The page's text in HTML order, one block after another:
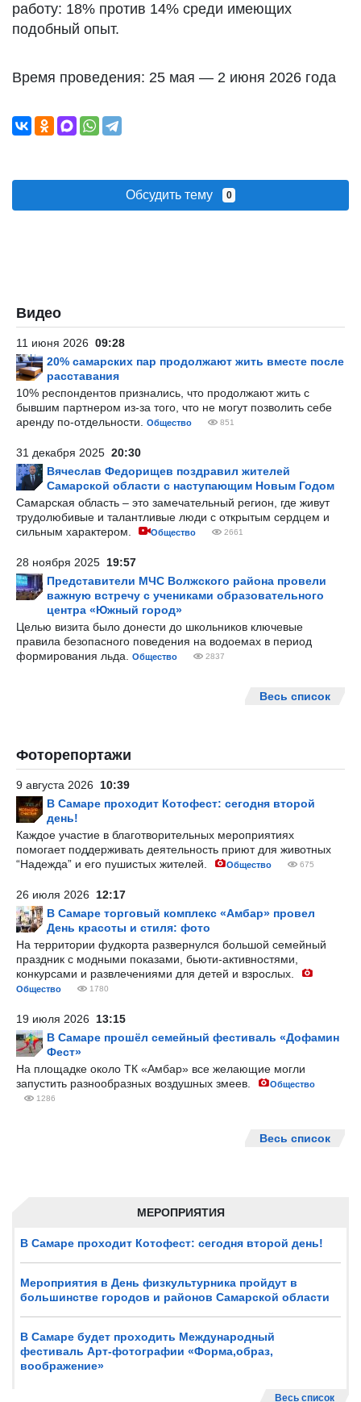
МЕРОПРИЯТИЯ
В Самаре проходит Котофест: сегодня второй день!
Мероприятия в День физкультурника пройдут в
большинстве городов и районов Самарской области
В Самаре будет проходить Международный
фестиваль Арт-фотографии «Форма,образ,
воображение»
Весь список
работу: 18% против 14% среди имеющих
подобный опыт.
Время проведения: 25 мая — 2 июня 2026 года
Обсудить тему 0
Видео
11 июня 2026 09:28
20% самарских пар продолжают жить вместе после
расставания
10% респондентов признались, что продолжают жить с
бывшим партнером из-за того, что не могут позволить себе
аренду по-отдельности.
Общество 851
31 декабря 2025 20:30
Вячеслав Федорищев поздравил жителей
Самарской области с наступающим Новым Годом
Самарская область – это замечательный регион, где живут
трудолюбивые и талантливые люди с открытым сердцем и
сильным характером.
Общество 2661
28 ноября 2025 19:57
Представители МЧС Волжского района провели
важную встречу с учениками образовательного
центра «Южный город»
Целью визита было донести до школьников ключевые
правила безопасного поведения на водоемах в период
формирования льда.
Общество 2837
Весь список
Фоторепортажи
9 августа 2026 10:39
В Самаре проходит Котофест: сегодня второй
день!
Каждое участие в благотворительных мероприятиях
помогает поддерживать деятельность приют для животных
“Надежда” и его пушистых жителей.
Общество 675
26 июля 2026 12:17
В Самаре торговый комплекс «Амбар» провел
День красоты и стиля: фото
На территории фудкорта развернулся большой семейный
праздник с модными показами, бьюти-активностями,
конкурсами и развлечениями для детей и взрослых.
Общество 1780
19 июля 2026 13:15
В Самаре прошёл семейный фестиваль «Дофамин
Фест»
На площадке около ТК «Амбар» все желающие могли
запустить разнообразных воздушных змеев.
Общество
1286
Весь список